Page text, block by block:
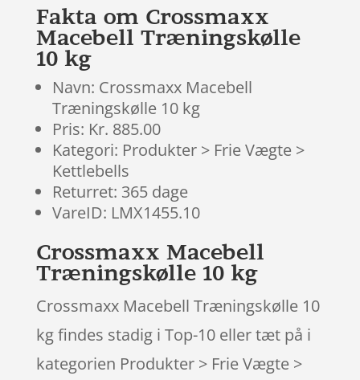
mmelser
Fakta om Crossmaxx
Macebell Træningskølle
10 kg
Navn: Crossmaxx Macebell
Træningskølle 10 kg
Pris: Kr. 885.00
Kategori: Produkter > Frie Vægte >
Kettlebells
Returret: 365 dage
VareID: LMX1455.10
Crossmaxx Macebell
Træningskølle 10 kg
Crossmaxx Macebell Træningskølle 10
kg findes stadig i Top-10 eller tæt på i
kategorien Produkter > Frie Vægte >